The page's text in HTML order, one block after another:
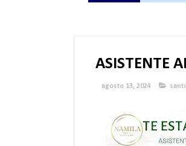
ASISTENTE
agosto 13, 2024